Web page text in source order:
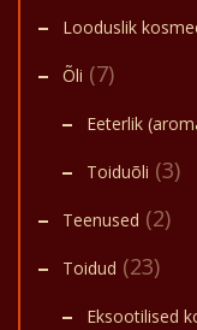
Looduslik
Õli (7)
Eeterlik
Toiduõli (3)
Teenused (2)
Toidud (23)
Eksootilised